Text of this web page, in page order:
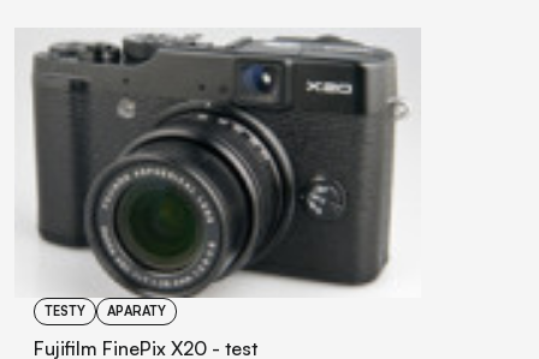
TESTY APARATY
Fujifilm FinePix X20 - test